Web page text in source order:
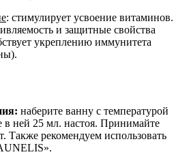
: стимулирует усвоение витаминов.
и защитные свойства
укреплению иммунитета
наберите ванну с температурой
в ней 25 мл. настоя. Принимайте
Также рекомендуем использовать